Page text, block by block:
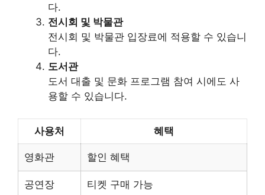
다.
전시회 및 박물관
전시회 및 박물관 입장료에 적용할 수 있습니
다.
도서관
도서 대출 및 문화 프로그램 참여 시에도 사
용할 수 있습니다.
사용처 혜택
영화관 할인 혜택
공연장 티켓 구매 가능